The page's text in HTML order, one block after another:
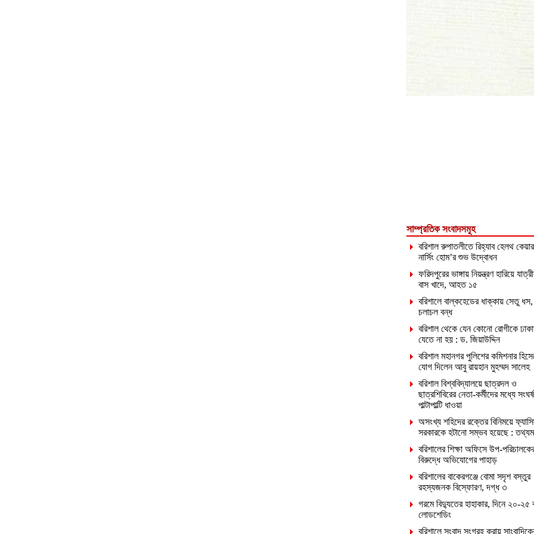
সাম্প্রতিক সংবাদসমূহ
বরিশাল রুপাতলীতে রিহ্যাব হেলথ
নার্সিং হোম’র শুভ উদ্বোধন
ফরিদপুরের ভাঙ্গায় নিয়ন্ত্রণ হারিয়ে
বাস খাদে, আহত ১৫
বরিশালে বাল্কহেডের ধাক্কায় সেতু ধস,
চলাচল বন্ধ
বরিশাল থেকে যেন কোনো রোগীকে
যেতে না হয় : ড. জিয়াউদ্দিন
বরিশাল মহানগর পুলিশের কমিশনার
যোগ দিলেন আবু রায়হান মুহম্মদ সালেহ
বরিশাল বিশ্ববিদ্যালয়ে ছাত্রদল ও
ছাত্রশিবিরের নেতা-কর্মীদের মধ্যে
পাল্টাপাল্টি ধাওয়া
অসংখ্য শহিদের রক্তের বিনিময়ে
সরকারকে হটানো সম্ভব হয়েছে :
বরিশালের শিক্ষা অফিসে উপ-
বিরুদ্ধে অভিযোগের পাহাড়
বরিশালের বাকেরগঞ্জে বোমা সদৃশ বস্তুর
রহস্যজনক বিস্ফোরণ, দগ্ধ ৩
গরমে বিদ্যুতের হাহাকার, দিনে ২০-২৫
লোডশেডিং
বরিশালে সংবাদ সংগ্রহ করায়